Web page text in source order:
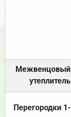
Межвенцовый
утеплитель
Перегородки 1-